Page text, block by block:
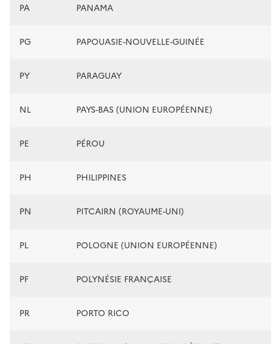
PA PANAMA
PG PAPOUASIE-NOUVELLE-GUINÉE
PY PARAGUAY
NL PAYS-BAS (UNION EUROPÉENNE)
PE PÉROU
PH PHILIPPINES
PN PITCAIRN (ROYAUME-UNI)
PL POLOGNE (UNION EUROPÉENNE)
PF POLYNÉSIE FRANÇAISE
PR PORTO RICO